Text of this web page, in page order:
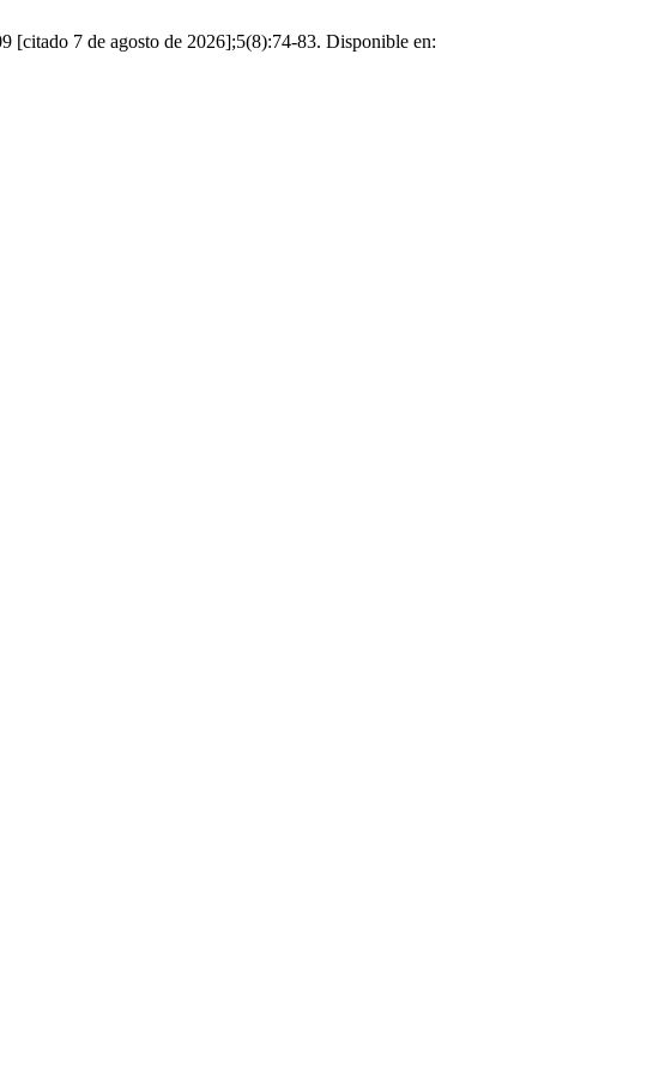
[citado 7 de agosto de 2026];5(8):74-83. Disponible en: